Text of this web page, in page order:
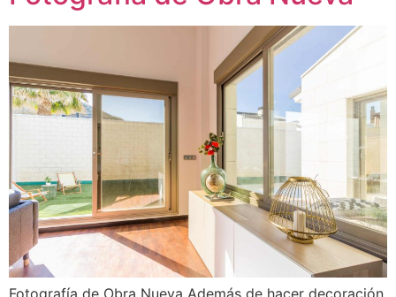
Fotografía de Obra Nueva Además de hacer decoración